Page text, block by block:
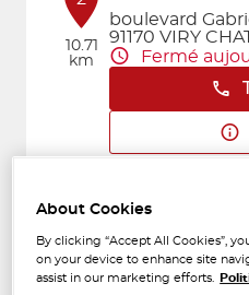
10.71
km
boulevard
91170 VIRY
Fermé
11.79
MS FRANCE
6 Rue des
94320 THIAIS
Fermé
About Cookies
By clicking “Accept All Cookies”,
on your device to enhance site
assist in our marketing efforts.